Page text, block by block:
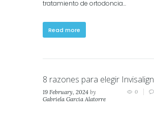
tratamiento de ortodoncia...
Read more
8 razones para elegir Invisalign
19 February, 2024 by
Gabriela Garcia Alatorre
0